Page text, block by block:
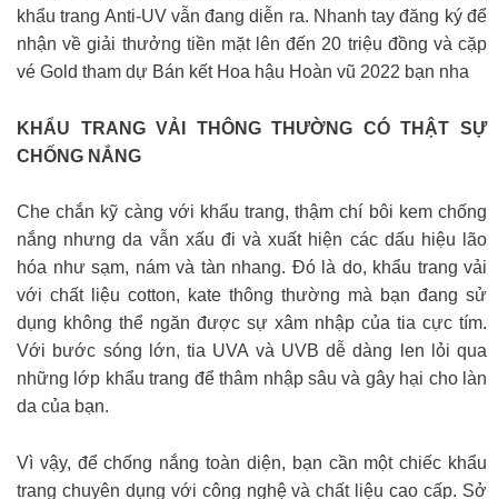
khẩu trang Anti-UV vẫn đang diễn ra. Nhanh tay đăng ký để
nhận về giải thưởng tiền mặt lên đến 20 triệu đồng và cặp
vé Gold tham dự Bán kết Hoa hậu Hoàn vũ 2022 bạn nha
KHẨU TRANG VẢI THÔNG THƯỜNG CÓ THẬT SỰ
CHỐNG NẮNG ️
Che chắn kỹ càng với khẩu trang, thậm chí bôi kem chống
nắng nhưng da vẫn xấu đi và xuất hiện các dấu hiệu lão
hóa như sạm, nám và tàn nhang. Đó là do, khẩu trang vải
với chất liệu cotton, kate thông thường mà bạn đang sử
dụng không thể ngăn được sự xâm nhập của tia cực tím.
Với bước sóng lớn, tia UVA và UVB dễ dàng len lỏi qua
những lớp khẩu trang để thâm nhập sâu và gây hại cho làn
da của bạn.
Vì vậy, để chống nắng toàn diện, bạn cần một chiếc khẩu
trang chuyên dụng với công nghệ và chất liệu cao cấp. Sở